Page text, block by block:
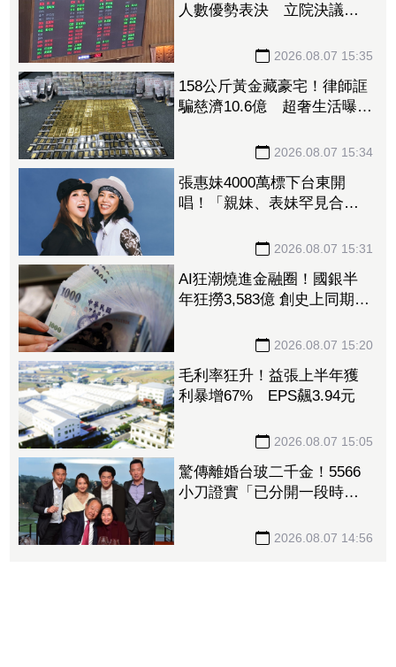
人數優勢表決 立院決議逕
2026.08.07 15:35
158公斤黃金藏豪宅！律師誆
騙慈濟10.6億 超奢生活曝
2026.08.07 15:34
張惠妹4000萬標下台東開
唱！「親妹、表妹罕見合
2026.08.07 15:31
AI狂潮燒進金融圈！國銀半
年狂撈3,583億 創史上同期最
2026.08.07 15:20
毛利率狂升！益張上半年獲
利暴增67% EPS飆3.94元
2026.08.07 15:05
驚傳離婚台玻二千金！5566
小刀證實「已分開一段時
2026.08.07 14:56